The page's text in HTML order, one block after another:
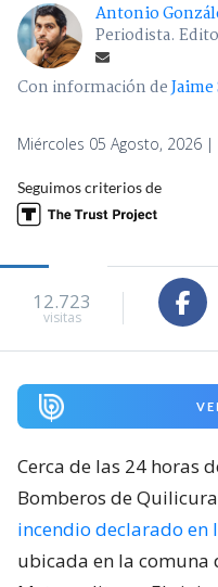
Antonio
Periodista.
Con información de
Miércoles 05 Agosto, 2026 |
Seguimos criterios de
12.723
visitas
Cerca de las 24 horas
Bomberos de
incendio declarado en
ubicada en la comuna